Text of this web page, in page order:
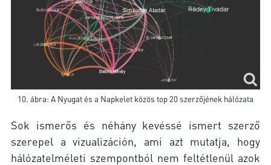
10. ábra: A Nyugat és a Napkelet közös top 20 szerzőjének hálózata
Sok ismerős és néhány kevéssé ismert szerző
szerepel a vizualizáción, ami azt mutatja, hogy
hálózatelméleti szempontból nem feltétlenül azok